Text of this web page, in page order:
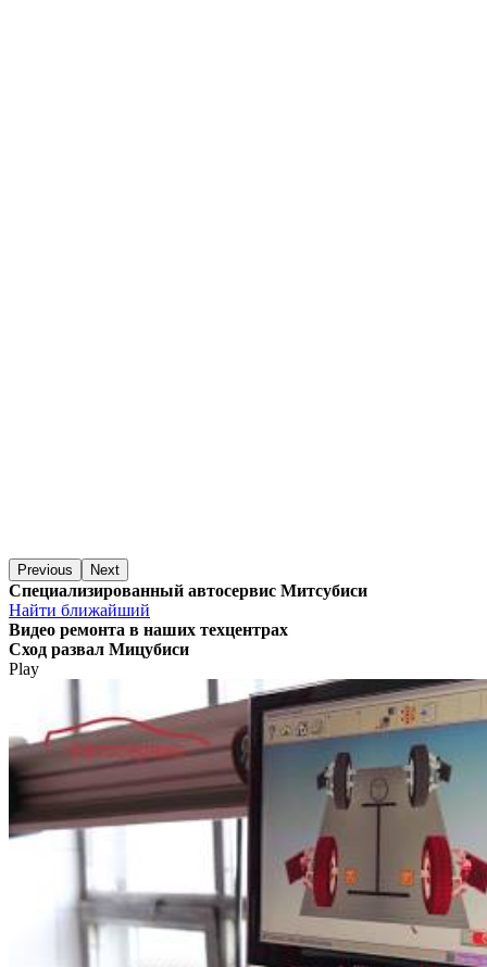
Previous Next
Специализированный автосервис Митсубиси
Найти ближайший
Видео ремонта в наших техцентрах
Сход развал Мицубиси
Play